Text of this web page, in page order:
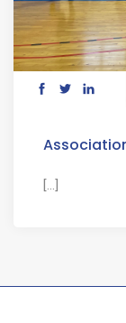
[...]